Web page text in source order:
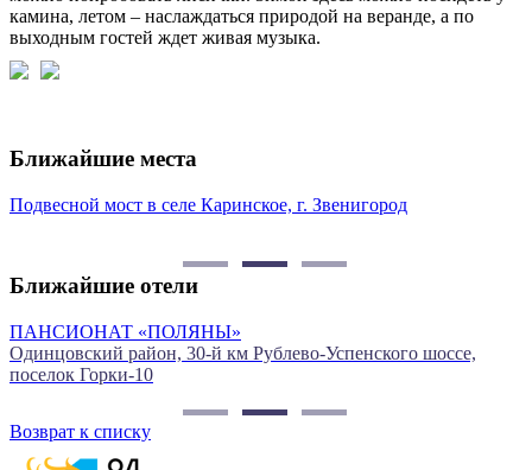
камина, летом – наслаждаться природой на веранде, а по
выходным гостей ждет живая музыка.
Ближайшие места
Подвесной мост в селе Каринское, г. Звенигород
Ближайшие отели
ПАНСИОНАТ «ПОЛЯНЫ»
Одинцовский район, 30-й км Рублево-Успенского шоссе,
поселок Горки-10
Возврат к списку